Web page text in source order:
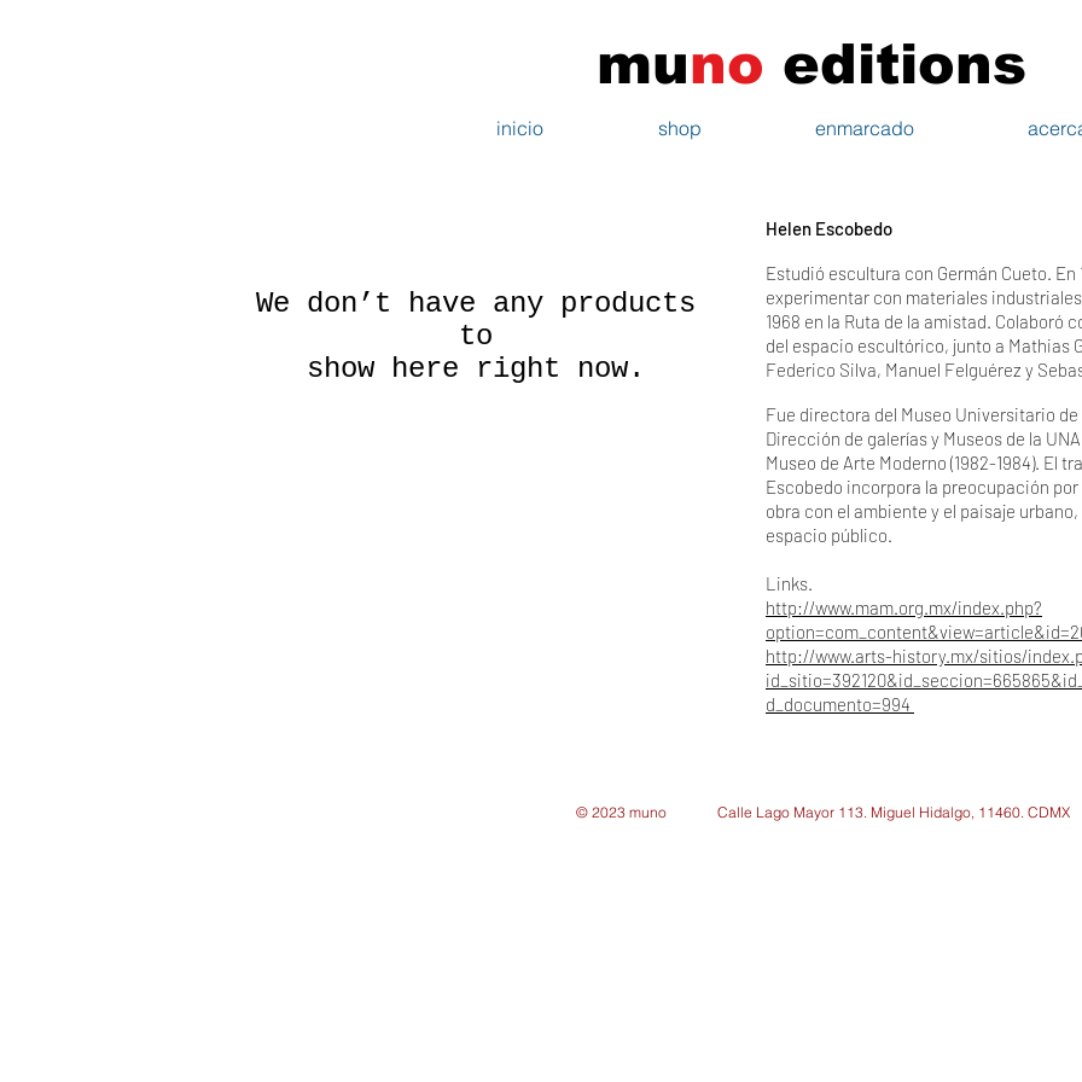
muno editions
inicio shop enmarcado
We don’t have any products
to
show here right now.
Helen Escobedo
Estudió escultura con Germán Cueto. En
experimentar con materiales
1968 en la Ruta de la amistad. Colaboró
del espacio escultórico, junto a Mathias
Federico Silva, Manuel Felguérez y
Fue directora del Museo Universitario
Dirección de galerías y Museos de la
Museo de Arte Moderno (1982-1984). El
Escobedo incorpora la preocupación
obra con el ambiente y el paisaje
espacio público.
Links.
http://www.mam.org.mx/index.php?
http://www.arts-history.mx/sitios/
d_documento=994
© 2023 muno Calle Lago Mayor 113. Miguel Hidalgo, 11460. CDMX